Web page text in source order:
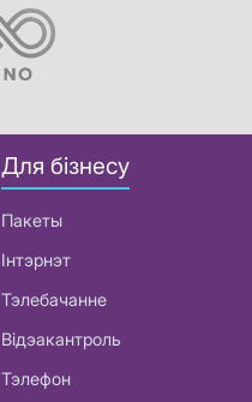
Для бізнесу
Пакеты
Інтэрнэт
Тэлебачанне
Відэакантроль
Тэлефон